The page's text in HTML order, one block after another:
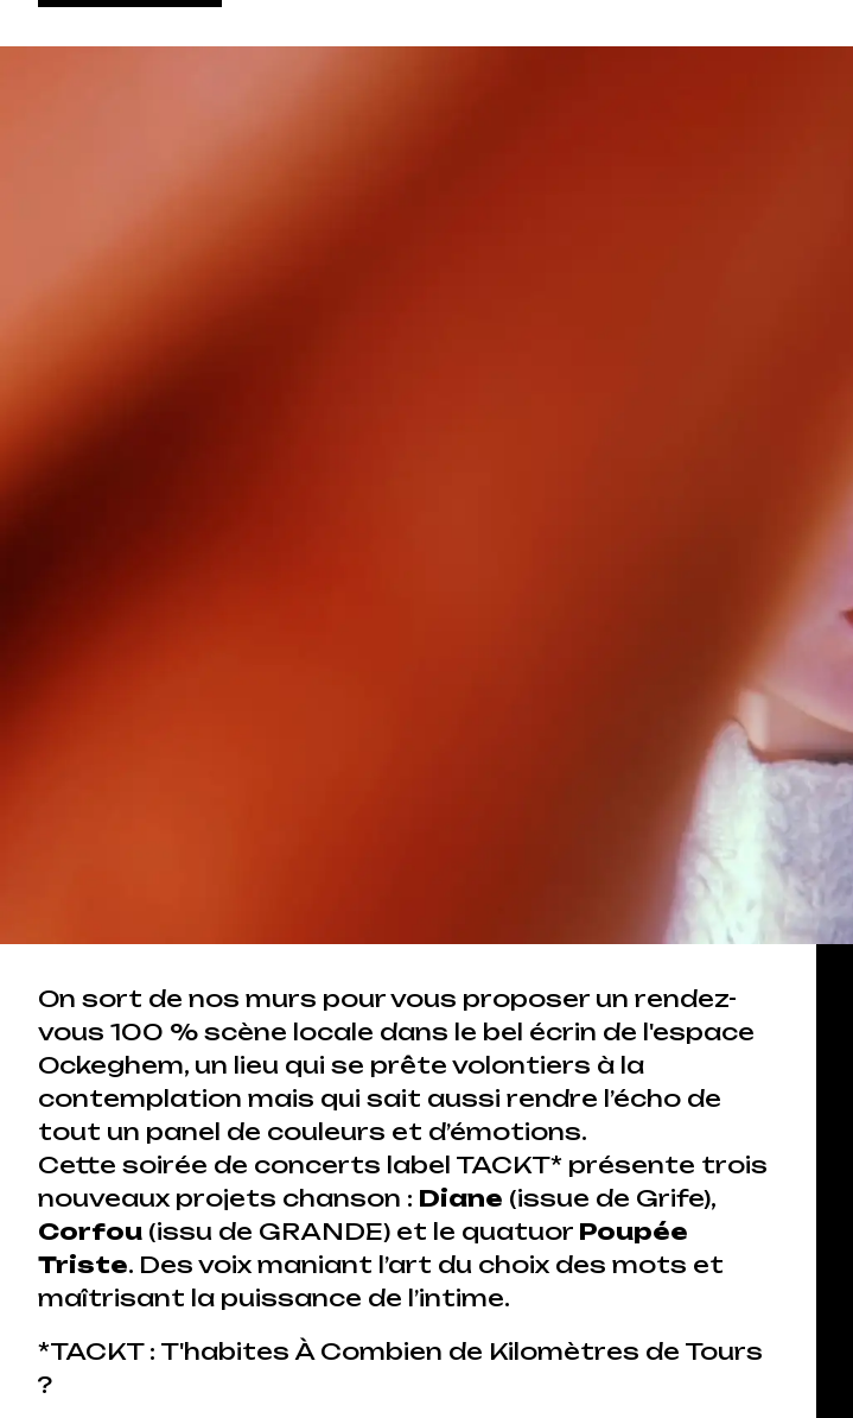
On sort de nos murs pour vous proposer un rendez-
vous 100 % scène locale dans le bel écrin de l'espace
Ockeghem, un lieu qui se prête volontiers à la
contemplation mais qui sait aussi rendre l’écho de
tout un panel de couleurs et d’émotions.
Cette soirée de concerts label TACKT* présente trois
nouveaux projets chanson : Diane (issue de Grife),
Corfou (issu de GRANDE) et le quatuor Poupée
Triste. Des voix maniant l’art du choix des mots et
maîtrisant la puissance de l’intime.
*TACKT : T'habites À Combien de Kilomètres de Tours
?